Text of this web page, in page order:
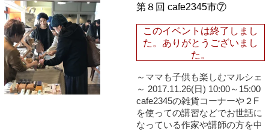
第８回 cafe2345市⑦
このイベントは終了しまし
た。ありがとうございまし
た。
～ママも子供も楽しむマルシェ
～ 2017.11.26(日) 10:00～15:00
cafe2345の雑貨コーナーや２F
を使っての講習などでお世話に
なっている作家や講師の方を中